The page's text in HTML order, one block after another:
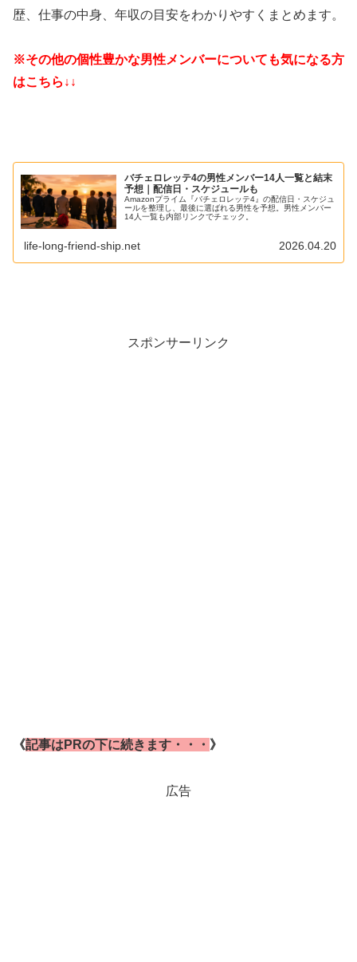
歴、仕事の中身、年収の目安をわかりやすくまとめます。
※その他の個性豊かな男性メンバーについても気になる方
はこちら↓↓
バチェロレッテ4の男性メンバー14人一覧と結末
予想｜配信日・スケジュールも
Amazonプライム『バチェロレッテ4』の配信日・スケジュ
ールを整理し、最後に選ばれる男性を予想。男性メンバー
14人一覧も内部リンクでチェック。
life-long-friend-ship.net 2026.04.20
スポンサーリンク
《記事はPRの下に続きます・・・ 》
広告